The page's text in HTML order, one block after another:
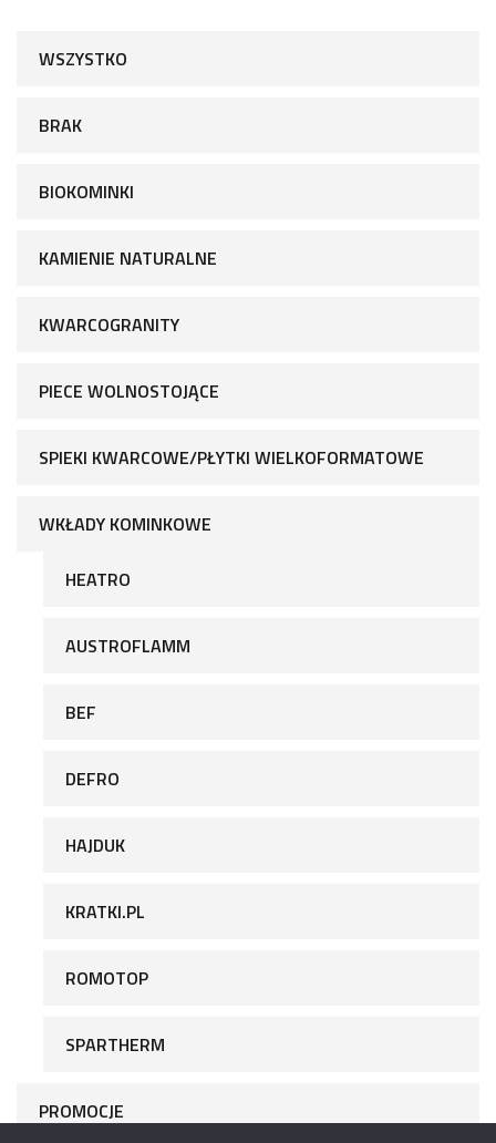
WSZYSTKO
BRAK
BIOKOMINKI
KAMIENIE NATURALNE
KWARCOGRANITY
PIECE WOLNOSTOJĄCE
SPIEKI KWARCOWE/PŁYTKI WIELKOFORMATOWE
WKŁADY KOMINKOWE
HEATRO
AUSTROFLAMM
BEF
DEFRO
HAJDUK
KRATKI.PL
ROMOTOP
SPARTHERM
PROMOCJE